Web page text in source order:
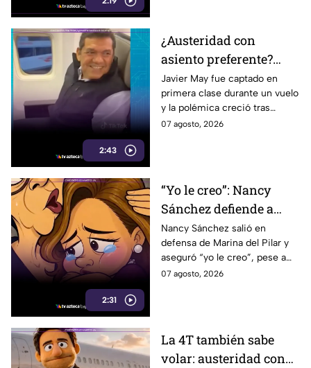
2:43
¿Austeridad con
asiento preferente?
Captan a Javier May
sonriente en primera
clase y Morena le “jala
las orejas”
Javier May fue captado en
primera clase durante un vuelo
y la polémica creció tras
imágenes de un presunto reloj
07 agosto, 2026
2:31
“Yo le creo”: Nancy
Sánchez defiende a
Marina del Pilar como
si fuera su hija pese a
polémicas
Nancy Sánchez salió en
defensa de Marina del Pilar y
aseguró “yo le creo”, pese a
los audios filtrados y las
07 agosto, 2026
La 4T también sabe
volar: austeridad con